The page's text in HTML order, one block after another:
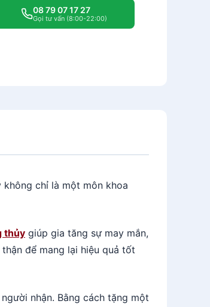
08 79 07 17 27
Gọi tư vấn (8:00-22:00)
chỉ là một môn khoa
thủy giúp gia tăng sự may mắn,
để mang lại hiệu quả tốt
nhận. Bằng cách tặng một